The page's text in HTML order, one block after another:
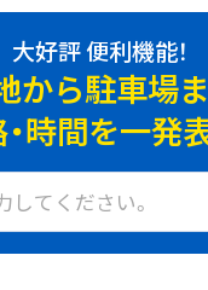
大好評 便利機能！
から駐車場
時間を一発